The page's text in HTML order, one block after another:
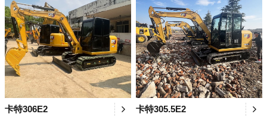
卡特306E2 卡特305.5E2